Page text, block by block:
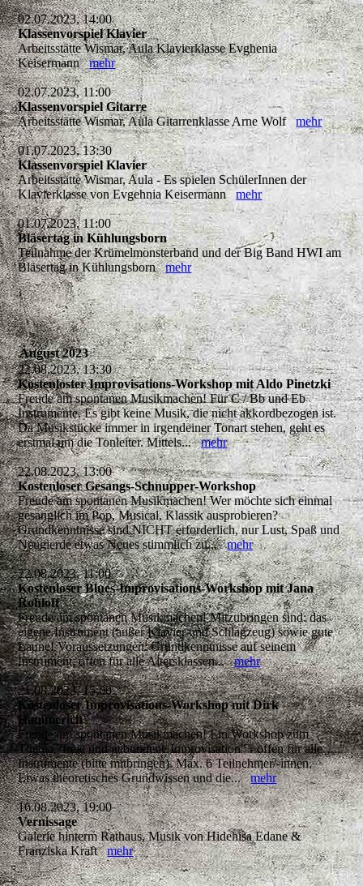
02.07.2023, 14:00
Klassenvorspiel Klavier
Arbeitsstätte Wismar, Aula Klavierklasse Evghenia
Keisermannmehr
02.07.2023, 11:00
Klassenvorspiel Gitarre
Arbeitsstätte Wismar, Aula Gitarrenklasse Arne Wolfmehr
01.07.2023, 13:30
Klassenvorspiel Klavier
Arbeitsstätte Wismar, Aula - Es spielen SchülerInnen der
Klavierklasse von Evgehnia Keisermannmehr
01.07.2023, 11:00
Bläsertag in Kühlungsborn
Teilnahme der Krümelmonsterband und der Big Band HWI am
Bläsertag in Kühlungsbornmehr
August 2023
22.08.2023, 13:30
Kostenloster Improvisations-Workshop mit Aldo Pinetzki
Freude am spontanen Musikmachen! Für C / Bb und Eb
Instrumente. Es gibt keine Musik, die nicht akkordbezogen ist.
Da Musikstücke immer in irgendeiner Tonart stehen, geht es
erstmal um die Tonleiter. Mittels...mehr
22.08.2023, 13:00
Kostenloser Gesangs-Schnupper-Workshop
Freude am spontanen Musikmachen! Wer möchte sich einmal
gesanglich im Pop, Musical, Klassik ausprobieren?
Grundkenntnisse sind NICHT erforderlich, nur Lust, Spaß und
Neugierde etwas Neues stimmlich zu...mehr
22.08.2023, 11:00
Kostenloser Blues-Improvisations-Workshop mit Jana
Rohloff
Freude am spontanen Musikmachen! Mitzubringen sind: das
eigene Instrument (außer Klavier und Schlagzeug) sowie gute
Laune! Voraussetzungen: Grundkenntnisse auf seinem
Instrument, offen für alle Altersklassen...mehr
21.08.2023, 15:00
Kostenloser Improvisations-Workshop mit Dirk
Hammerich
Freude am spontanen Musikmachen! Ein Workshop zum
Thema "freie und gebundene Improvisation" - offen für alle
Instrumente (bitte mitbringen). Max. 6 Teilnehmer/-innen.
Etwas theoretisches Grundwissen und die...mehr
16.08.2023, 19:00
Vernissage
Galerie hinterm Rathaus, Musik von Hidehisa Edane &
Franziska Kraftmehr